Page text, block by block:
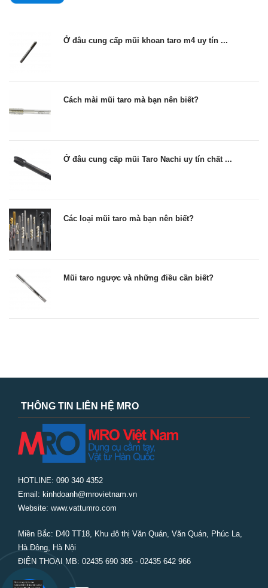
Ở đâu cung cấp mũi khoan taro m4 uy tín ...
Cách mài mũi taro mà bạn nên biết?
Ở đâu cung cấp mũi Taro Nachi uy tín chất ...
Các loại mũi taro mà bạn nên biết?
Mũi taro ngược và những điều cần biết?
THÔNG TIN LIÊN HỆ MRO
HOTLINE: 090 340 4352
Email: kinhdoanh@mrovietnam.vn
Website: www.vattumro.com
Miền Bắc: D40 TT18, Khu đô thị Văn Quán, Văn Quán, Phúc La,
Hà Đông, Hà Nội
ĐIỆN THOẠI MB: 02435 690 365 - 02435 642 966